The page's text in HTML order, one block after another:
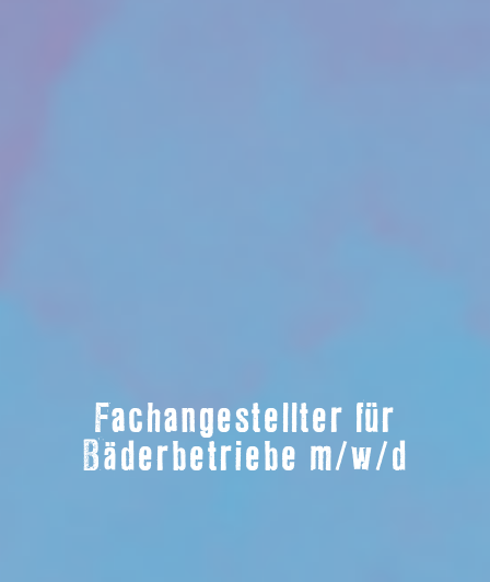
Fachangestellter für
Bäderbetriebe m/w/d